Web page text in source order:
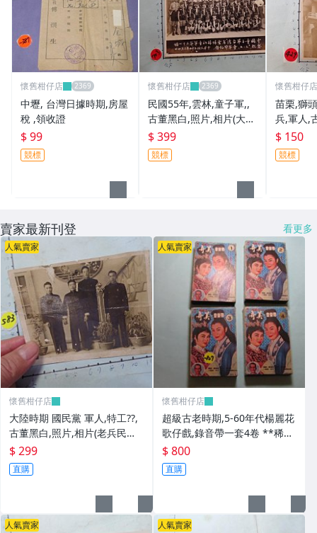
懷舊柑仔店
中壢, 台灣日據時期,房屋
稅 ,領收證
$ 99
競標
懷舊柑仔店
民國55年,雲林,童子軍,,
古董黑白,照片,相片(大
張)**稀少品8
$ 399
競標
懷舊柑仔店
苗栗,獅
兵,軍人,
相片
$ 150
競標
賣家最新刊登 看更多
人氣賣家
懷舊柑仔店
大陸時期 國民黨 軍人,特工??,
古董黑白,照片,相片(老兵民國3
8年從大陸帶來台灣的) **稀少
品6
$ 299
直購
人氣賣家
懷舊柑仔店
超級古老時期,5-60年代楊麗花
歌仔戲,錄音帶一套4卷 **稀少
品
$ 800
直購
人氣賣家 人氣賣家